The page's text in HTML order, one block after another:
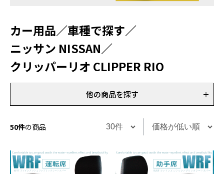
カー用品／車種で探す／
ニッサン NISSAN／
クリッパーリオ CLIPPER RIO
他の商品を探す
50件の商品